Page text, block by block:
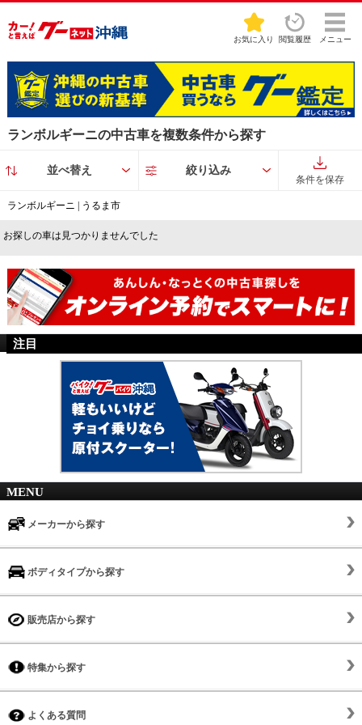
お気に入り 閲覧履歴 メニュー
ランボルギーニの中古車を複数条件から探す
並べ替え 絞り込み
条件を保存
ランボルギーニ | うるま市
お探しの車は見つかりませんでした
注目
MENU
メーカーから探す
ボディタイプから探す
販売店から探す
特集から探す
よくある質問